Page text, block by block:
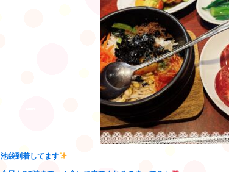
池袋到着してます